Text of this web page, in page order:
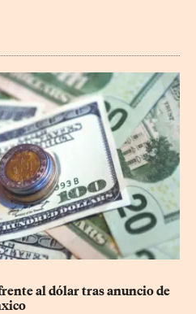
al dólar tras anuncio de